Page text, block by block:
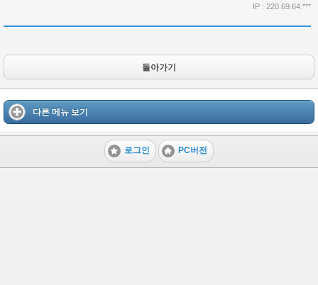
IP : 220.69.64.***
돌아가기
다른 메뉴 보기
로그인 PC버전